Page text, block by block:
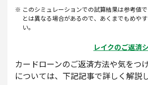
このシミュレーションでの試算結果は参考値
とは異なる場合があるので、あくまでもめや
い。
レイクのご返済
カードローンのご返済方法や気をつ
については、下記記事で詳しく解説